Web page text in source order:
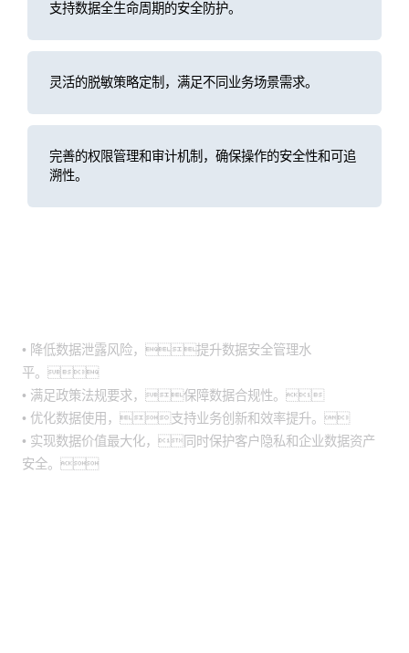
支持数据全生命周期的安全防护。
灵活的脱敏策略定制，满足不同业务场景需求。
完善的权限管理和审计机制，确保操作的安全性和可追
溯性。
• 降低数据泄露风险，提升数据安全管理水
平。
• 满足政策法规要求，保障数据合规性。
• 优化数据使用，支持业务创新和效率提升。
• 实现数据价值最大化，同时保护客户隐私和企业数据资产
安全。